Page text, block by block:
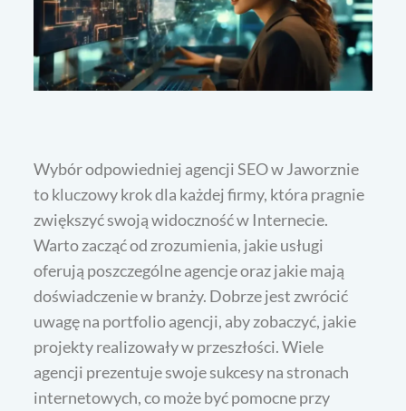
Wybór odpowiedniej agencji SEO w Jaworznie
to kluczowy krok dla każdej firmy, która pragnie
zwiększyć swoją widoczność w Internecie.
Warto zacząć od zrozumienia, jakie usługi
oferują poszczególne agencje oraz jakie mają
doświadczenie w branży. Dobrze jest zwrócić
uwagę na portfolio agencji, aby zobaczyć, jakie
projekty realizowały w przeszłości. Wiele
agencji prezentuje swoje sukcesy na stronach
internetowych, co może być pomocne przy